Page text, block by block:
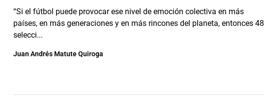
“Si el fútbol puede provocar ese nivel de emoción colectiva en más
países, en más generaciones y en más rincones del planeta, entonces 48
selecci...
Juan Andrés Matute Quiroga